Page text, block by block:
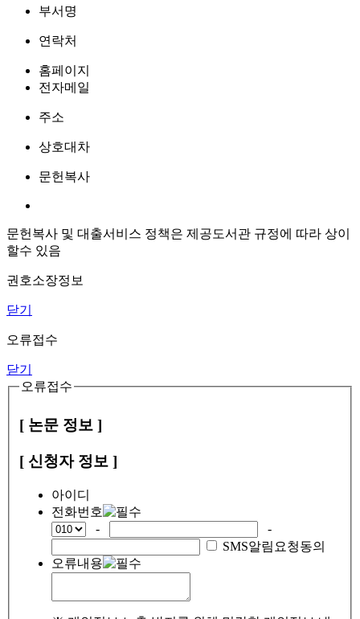
부서명
연락처
홈페이지
전자메일
주소
상호대차
문헌복사
문헌복사 및 대출서비스 정책은 제공도서관 규정에 따라 상이
할수 있음
권호소장정보
닫기
오류접수
닫기
오류접수
[ 논문 정보 ]
[ 신청자 정보 ]
아이디
전화번호
-
-
SMS알림요청동의
오류내용